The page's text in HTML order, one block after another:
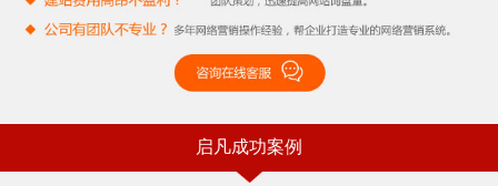
启凡成功案例